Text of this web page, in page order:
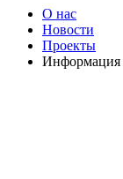
О нас
Новости
Проекты
Информация